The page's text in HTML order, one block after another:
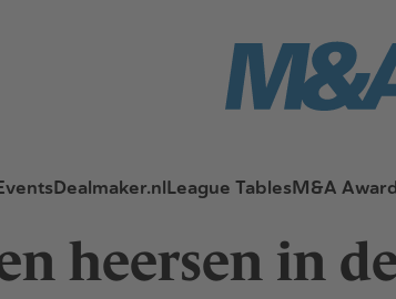
Dealmaker.nlLeague TablesM&A
heersen in